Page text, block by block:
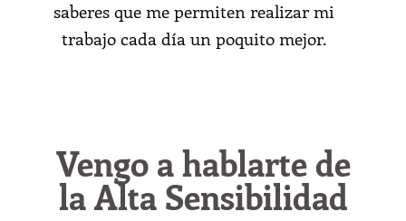
saberes que me permiten realizar mi
trabajo cada día un poquito mejor.
Vengo a hablarte de
la Alta Sensibilidad